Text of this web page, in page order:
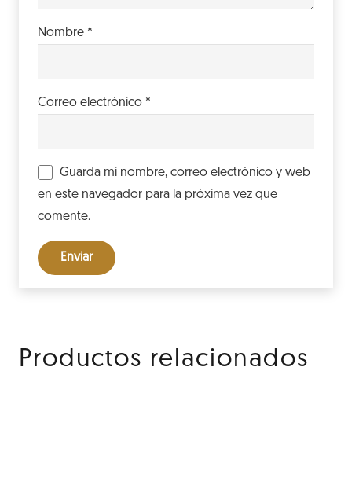
Nombre *
Correo electrónico *
Guarda mi nombre, correo electrónico y web
en este navegador para la próxima vez que
comente.
Productos relacionados